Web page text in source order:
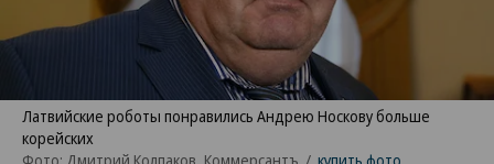
Латвийские роботы понравились Андрею Носкову больше
корейских